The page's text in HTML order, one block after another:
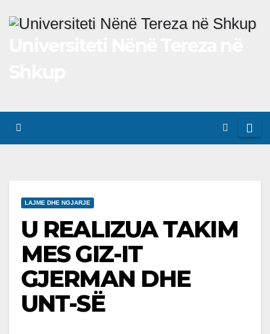
LAJME DHE NGJARJE
U REALIZUA TAKIM
MES GIZ-IT
GJERMAN DHE
UNT-SË